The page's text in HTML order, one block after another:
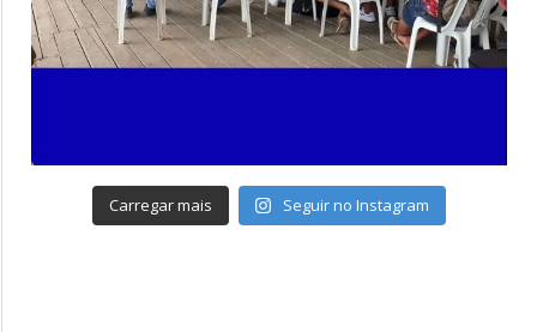
Carregar mais Seguir no Instagram